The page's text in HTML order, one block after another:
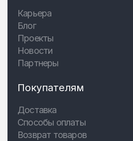
Карьера
Блог
Проекты
Новости
Партнеры
Покупателям
Доставка
Способы оплаты
Возврат товаров